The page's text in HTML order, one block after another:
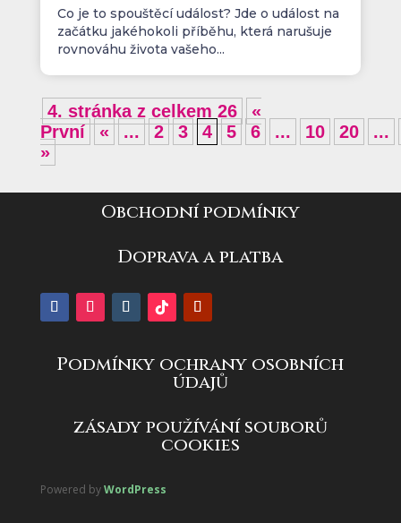
Co je to spouštěcí událost? Jde o událost na
začátku jakéhokoli příběhu, která narušuje
rovnováhu života vašeho...
4. stránka z celkem 26
«
První
« ... 2 3 4 5 6 ... 10 20
...
»
Obchodní podmínky
Doprava a platba
Podmínky ochrany osobních
údajů
zásady používání souborů
cookies
Powered byWordPress